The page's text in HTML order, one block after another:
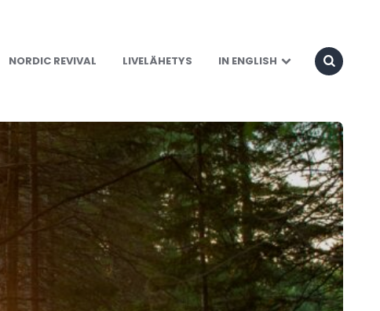
NORDIC REVIVAL LIVELÄHETYS IN ENGLISH